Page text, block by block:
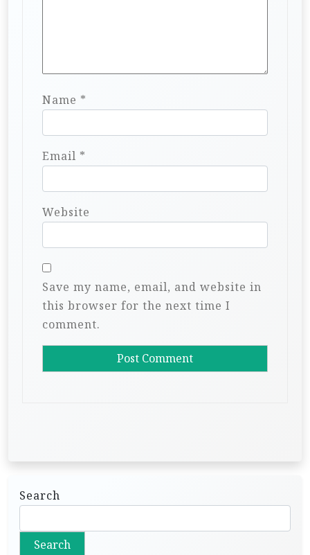
Name *
Email *
Website
Save my name, email, and website in
this browser for the next time I
comment.
Search
Search